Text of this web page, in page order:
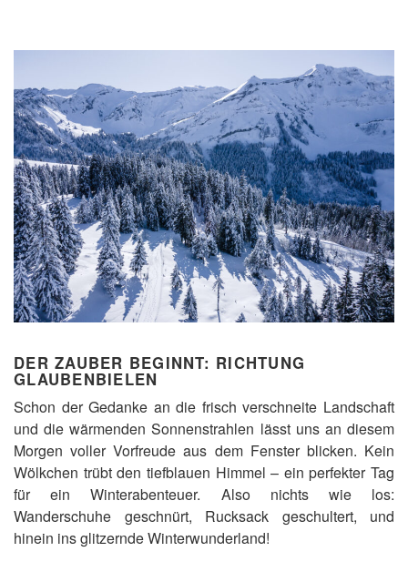
DER ZAUBER BEGINNT: RICHTUNG
GLAUBENBIELEN
Schon der Gedanke an die frisch verschneite Landschaft
und die wärmenden Sonnenstrahlen lässt uns an diesem
Morgen voller Vorfreude aus dem Fenster blicken. Kein
Wölkchen trübt den tiefblauen Himmel – ein perfekter Tag
für ein Winterabenteuer. Also nichts wie los:
Wanderschuhe geschnürt, Rucksack geschultert, und
hinein ins glitzernde Winterwunderland!